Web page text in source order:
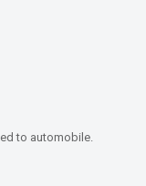
to automobile.